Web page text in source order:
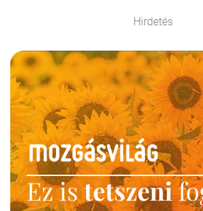
Hirdetés
Ez istetszeni